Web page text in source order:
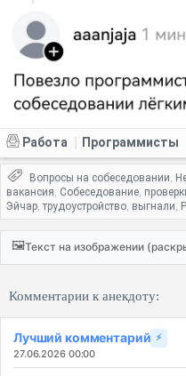
Работа Программисты
Вопросы на собеседовании,
вакансия, Собеседование,
Эйчар,трудоустройство, выгнали,
🖼️Текст на изображении
Комментарии к анекдоту:
Лучший комментарий ⚡
27.06.2026 00:00